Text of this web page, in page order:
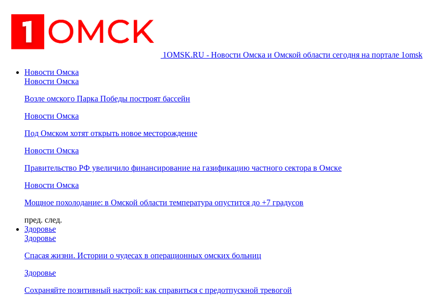
1OMSK.RU - Новости Омска и Омской области сегодня на портале 1omsk
Новости Омска
Новости Омска
Возле омского Парка Победы построят бассейн
Новости Омска
Под Омском хотят открыть новое месторождение
Новости Омска
Правительство РФ увеличило финансирование на газификацию частного сектора в Омске
Новости Омска
Мощное похолодание: в Омской области температура опустится до +7 градусов
пред. след.
Здоровье
Здоровье
Спасая жизни. Истории о чудесах в операционных омских больниц
Здоровье
Сохраняйте позитивный настрой: как справиться с предотпускной тревогой